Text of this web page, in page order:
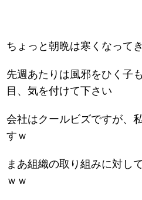
ちょっと朝晩は寒くなって
先週あたりは風邪をひく子
目、気を付けて下さい
会社はクールビズですが、
すｗ
まあ組織の取り組みに対し
ｗｗ